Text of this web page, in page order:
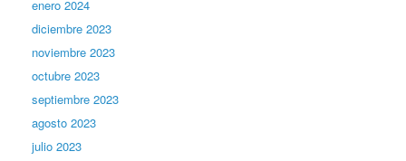
enero 2024
diciembre 2023
noviembre 2023
octubre 2023
septiembre 2023
agosto 2023
julio 2023